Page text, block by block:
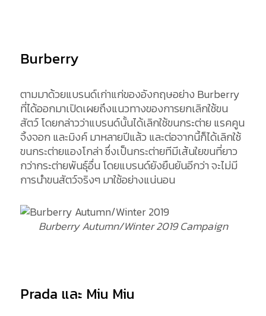
Burberry
ตามมาด้วยแบรนด์เก่าแก่ของอังกฤษอย่าง Burberry
ที่ได้ออกมาเปิดเผยถึงแนวทางของการยกเลิกใช้ขน
สัตว์ โดยกล่าวว่าแบรนด์นั้นได้เลิกใช้ขนกระต่าย แรคคูน
จิ้งจอก และมิงค์ มาหลายปีแล้ว และต่อจากนี้ก็ได้เลิกใช้
ขนกระต่ายแองโกล่า ซึ่งเป็นกระต่ายทีมีเส้นใยขนที่ยาว
กว่ากระต่ายพันธุ์อื่น โดยแบรนด์ยังยืนยันอีกว่า จะไม่มี
การนำขนสัตว์จริงๆ มาใช้อย่างแน่นอน
Burberry Autumn/Winter 2019 Campaign
Prada และ Miu Miu